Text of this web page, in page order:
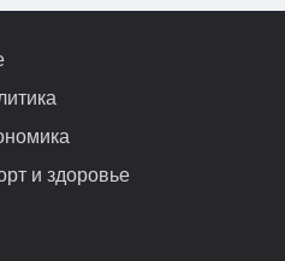
и здоровье